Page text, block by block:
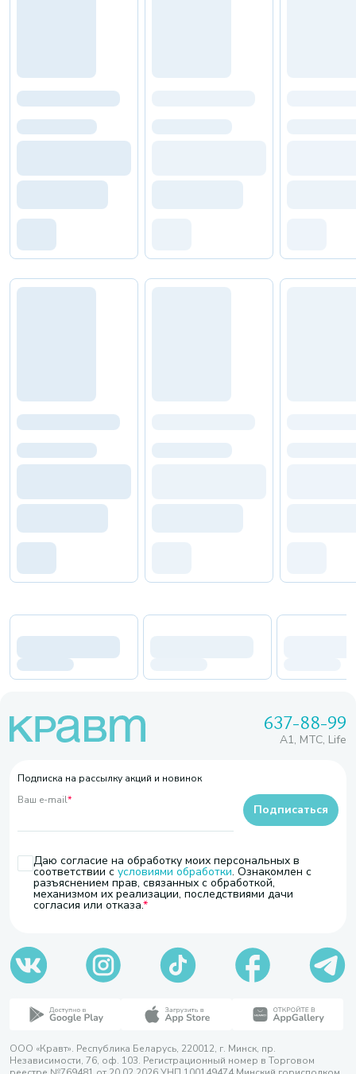
637-88-99
A1, МТС, Life
Подписка на рассылку акций и новинок
Ваш e-mail*
Даю согласие на обработку моих персональных в
соответствии с условиями обработки. Ознакомлен с
разъяснением прав, связанных с обработкой,
механизмом их реализации, последствиями дачи
согласия или отказа.
Подписаться
ООО «Кравт». Республика Беларусь, 220012, г. Минск, пр.
Независимости, 76, оф. 103. Регистрационный номер в Торговом